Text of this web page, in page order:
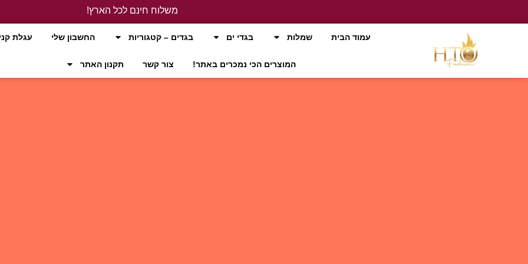
משלוח חינם לכל הארץ!
עמוד הבית
שמלות בגדי ים בגדים – קטגוריות החשבון שלי עגלת
המוצרים הכי נמכרים באתר! צור קשר תקנון האתר